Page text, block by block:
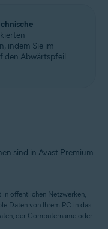
indem Sie im
den Abwärtspfeil
sind in Avast Premium
in öffentlichen Netzwerken,
Daten von Ihrem PC in das
der Computername oder